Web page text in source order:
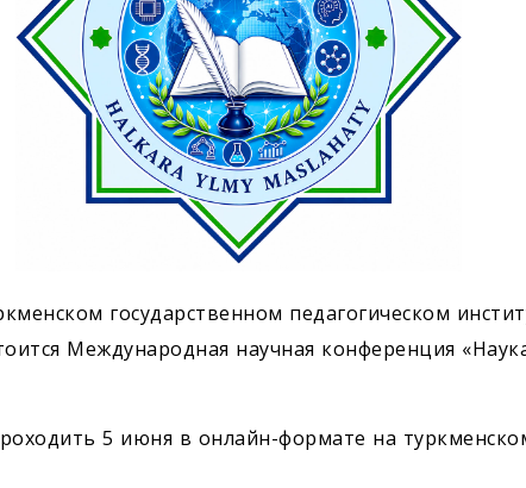
государственном педагогическом
Международная научная конференция
5 июня в онлайн-формате на